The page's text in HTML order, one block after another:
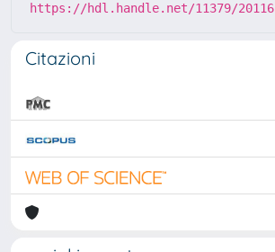
https://hdl.handle.net/11379/20116
Citazioni